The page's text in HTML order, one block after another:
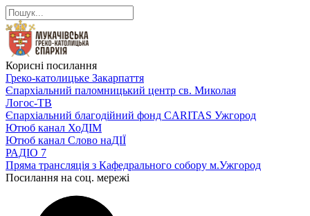
Корисні посилання
Греко-католицьке Закарпаття
Єпархіальний паломницький центр св. Миколая
Логос-ТВ
Єпархіальний благодійний фонд CARITAS Ужгород
Ютюб канал ХоДІМ
Ютюб канал Слово наДІЇ
РАДІО 7
Пряма трансляція з Кафедрального собору м.Ужгород
Посилання на соц. мережі